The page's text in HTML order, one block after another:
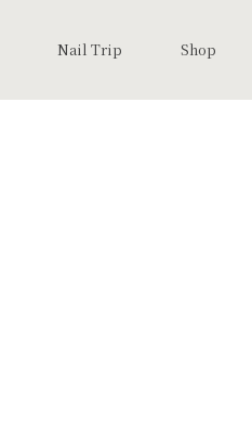
Nail Trip Shop